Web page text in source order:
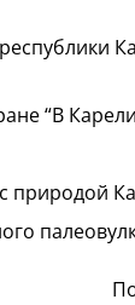
“В
природой